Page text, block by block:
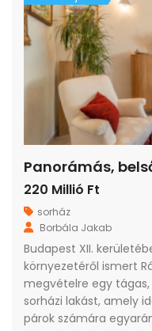
220 Millió Ft
sorház
Borbála Jakab
Budapest XII.
környezetéről ismert
megvételre egy tágas,
sorházi lakást, amely
párok számára